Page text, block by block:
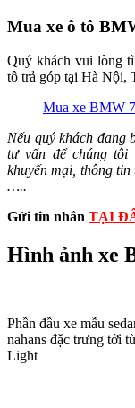
Mua xe ô tô
Quý khách vui lòng
tô trả góp tại Hà Nội,
Mua xe BMW
Nếu quý khách đang
tư vấn để chúng tôi
khuyến mại, thông
…..
Gửi tin nhắn TẠI
Hình ảnh xe
Phần đầu xe mẫu
nahans đặc trưng tới
Light